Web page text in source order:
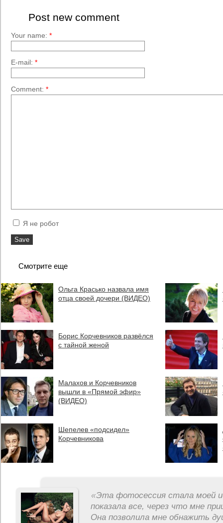
Post new comment
Your name: *
E-mail: *
Comment: *
Я не робот
Смотрите еще
Ольга Красько назвала имя
отца своей дочери (ВИДЕО)
Борис Корчевников развёлся
с тайной женой
Малахов и Корчевников
вышли в «Прямой эфир»
(ВИДЕО)
Шепелев «подсидел»
Корчевникова
«Эта фотосессия стала моей
показала все, через что мне
Она позволила мне обнажить